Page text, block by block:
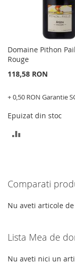
Domaine Pithon
Rouge
118,58 RON
+ 0,50 RON Garantie
Epuizat din stoc
Comparati
Nu aveti articole
Lista Mea de
Nu aveti nici un